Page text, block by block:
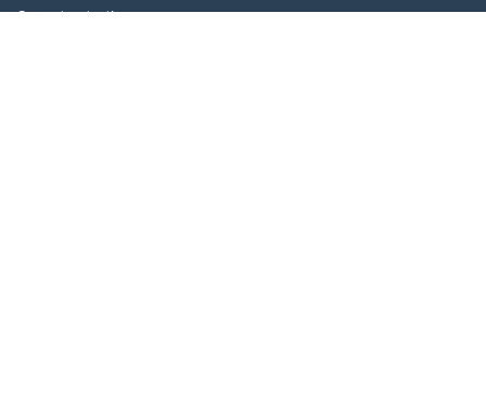
Contador de días